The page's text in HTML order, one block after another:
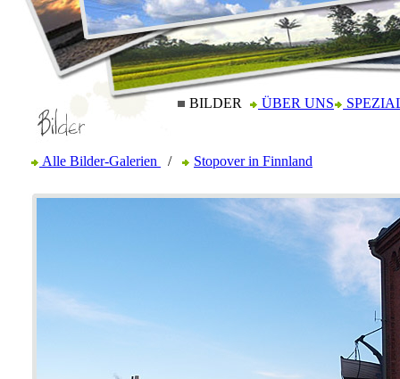
BILDER ÜBER UNS
Alle Bilder-Galerien / Stopover in Finnland